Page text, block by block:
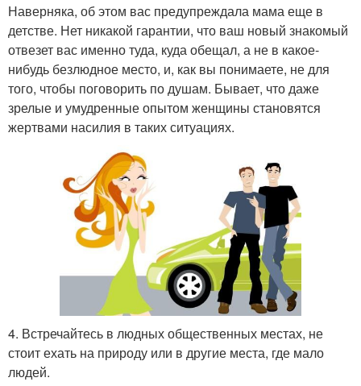
Наверняка, об этом вас предупреждала мама еще в
детстве. Нет никакой гарантии, что ваш новый знакомый
отвезет вас именно туда, куда обещал, а не в какое-
нибудь безлюдное место, и, как вы понимаете, не для
того, чтобы поговорить по душам. Бывает, что даже
зрелые и умудренные опытом женщины становятся
жертвами насилия в таких ситуациях.
4. Встречайтесь в людных общественных местах, не
стоит ехать на природу или в другие места, где мало
людей.